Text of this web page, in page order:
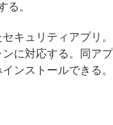
る。
キュリティアプリ。
に対応する。同アプ
ンストールできる。